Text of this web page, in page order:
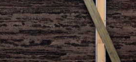
Caesarstone (Израиль)
Cambria (США)
Compac (Португалия)
Crystal (Китай)